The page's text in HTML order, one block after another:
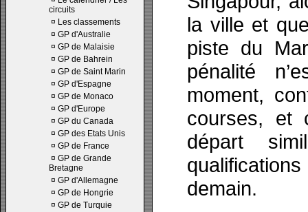
circuits
¤ Les classements
¤ GP d'Australie
¤ GP de Malaisie
¤ GP de Bahrein
¤ GP de Saint Marin
¤ GP d'Espagne
¤ GP de Monaco
¤ GP d'Europe
¤ GP du Canada
¤ GP des Etats Unis
¤ GP de France
¤ GP de Grande
Bretagne
¤ GP d'Allemagne
¤ GP de Hongrie
¤ GP de Turquie
la ville et
piste du
pénalité
moment,
courses, et
départ
demain.